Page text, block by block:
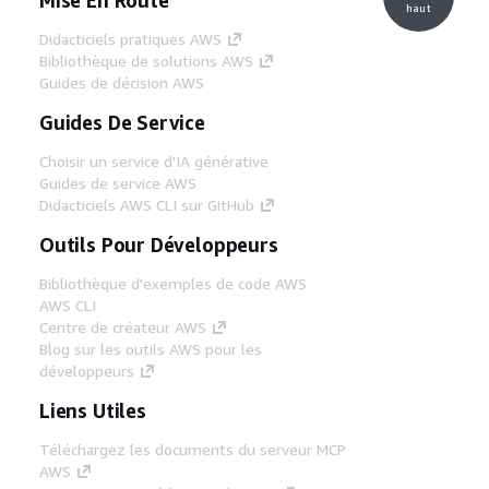
Didacticiels pratiques AWS
Bibliothèque de solutions AWS
Guides de décision AWS
Guides De Service
Choisir un service d'IA générative
Guides de service AWS
Didacticiels AWS CLI sur GitHub
Outils Pour Développeurs
Bibliothèque d'exemples de code AWS
AWS CLI
Centre de créateur AWS
Blog sur les outils AWS pour les
développeurs
Liens Utiles
Téléchargez les documents du serveur MCP
AWS
haut